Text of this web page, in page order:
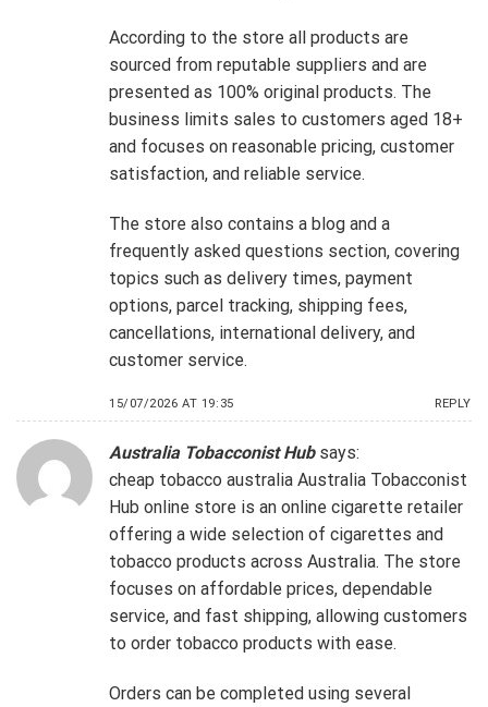
According to the store all products are
sourced from reputable suppliers and are
presented as 100% original products. The
business limits sales to customers aged 18+
and focuses on reasonable pricing, customer
satisfaction, and reliable service.
The store also contains a blog and a
frequently asked questions section, covering
topics such as delivery times, payment
options, parcel tracking, shipping fees,
cancellations, international delivery, and
customer service.
15/07/2026 AT 19:35 REPLY
Australia Tobacconist Hub says:
cheap tobacco australia Australia Tobacconist
Hub online store is an online cigarette retailer
offering a wide selection of cigarettes and
tobacco products across Australia. The store
focuses on affordable prices, dependable
service, and fast shipping, allowing customers
to order tobacco products with ease.
Orders can be completed using several